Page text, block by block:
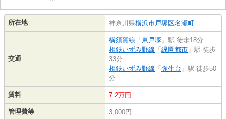
所在地 神奈川県横浜市戸塚区名瀬町
交通
横須賀線 「 東戸塚 」駅 徒歩18分
相鉄いずみ野線 「 緑園都市 」駅 徒歩
33分
相鉄いずみ野線 「 弥生台 」駅 徒歩50
分
賃料 7.2万円
管理費等 3,000円